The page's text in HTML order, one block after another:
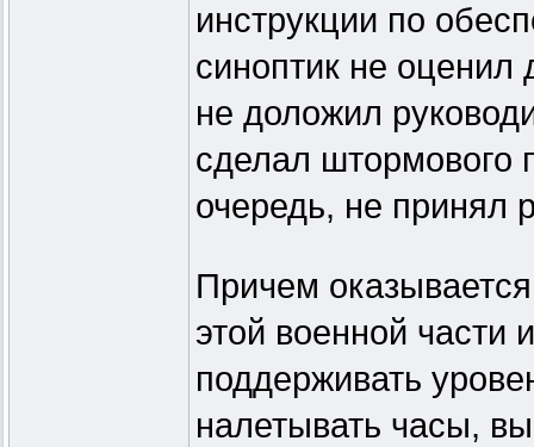
инструкции по
синоптик не
не доложил
сделал штормового
очередь, не принял
Причем
этой военной
поддерживать
налетывать часы,